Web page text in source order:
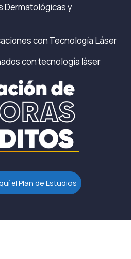
Dermatológicas y
con Tecnología Láser
con tecnología láser
el Plan de Estudios